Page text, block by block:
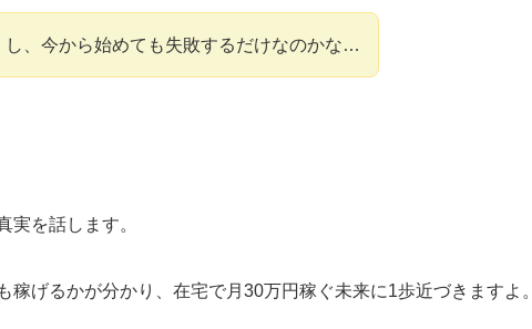
し、今から始めても失敗するだけなのかな…
実を話します。
げるかが分かり、在宅で月30万円稼ぐ未来に1歩近づきますよ。